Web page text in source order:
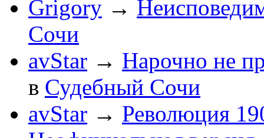
Grigory →
Сочи
avStar → Нарочно не
в Судебный Сочи
avStar → Революция